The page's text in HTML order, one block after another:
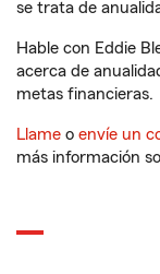
se trata de
Hable con Eddie
acerca de
metas financieras.
Llame o envíe un
más información